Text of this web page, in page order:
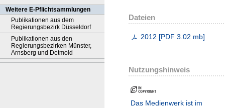
Weitere E-Pflichtsammlungen
Publikationen aus dem
Regierungsbezirk Düsseldorf
Publikationen aus den
Regierungsbezirken Münster,
Arnsberg und Detmold
Dateien
2012 [PDF 3.02 mb]
Nutzungshinweis
Das Medienwerk ist im